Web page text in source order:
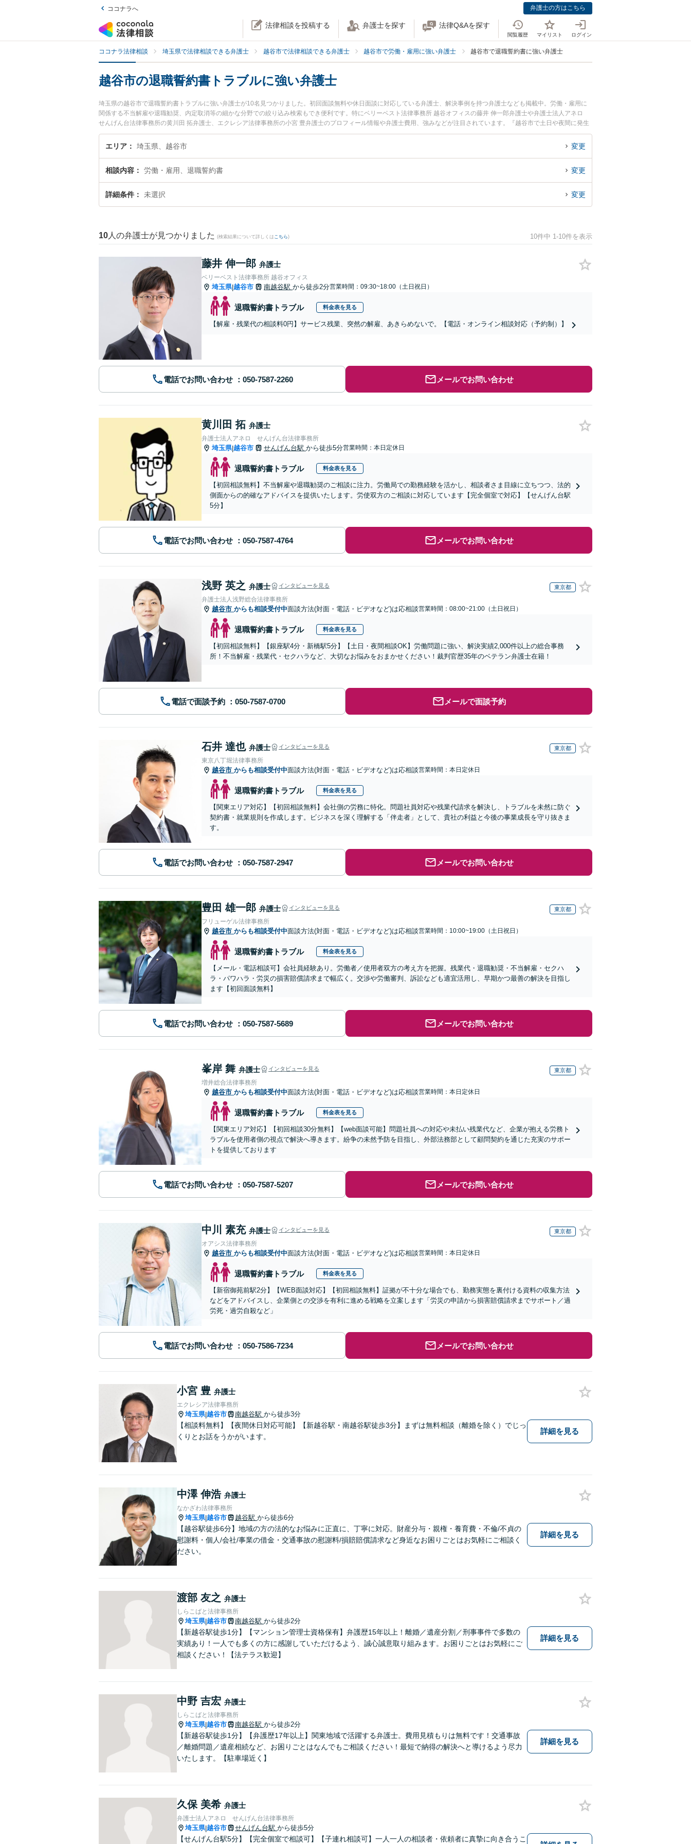
ココナラへ 弁護士の方はこちら
法律相談を投稿する 弁護士を探す 法律Q&Aを探す
閲覧履歴 マイリスト ログイン
ココナラ法律相談 埼玉県で法律相談できる弁護士 越谷市で法律相談できる弁護士 越谷市で労働・雇用に強い弁護士 越谷市で退職誓約書に強い弁護士
越谷市の退職誓約書トラブルに強い弁護士
埼玉県の越谷市で退職誓約書トラブルに強い弁護士が10名見つかりました。初回面談無料や休日面談に対応している弁護士、解決事例を持つ弁護士なども掲載中。労働・雇用に
関係する不当解雇や退職勧奨、内定取消等の細かな分野での絞り込み検索もでき便利です。特にベリーベスト法律事務所 越谷オフィスの藤井 伸一郎弁護士や弁護士法人アネロ
せんげん台法律事務所の黄川田 拓弁護士、エクレシア法律事務所の小宮 豊弁護士のプロフィール情報や弁護士費用、強みなどが注目されています。『越谷市で土日や夜間に発生
した退職誓約書トラブルのトラブルを今すぐに弁護士に相談したい』『退職誓約書トラブルのトラブル解決の実績豊富な近くの弁護士を検索したい』『初回相談無料で退職誓約書
トラブルを法律相談できる越谷市内の弁護士に相談予約したい』などでお困りの相談者さんにおすすめです。
エリア 埼玉県、越谷市 変更
相談内容 労働・雇用、退職誓約書 変更
詳細条件 未選択 変更
10 人の弁護士が見つかりました (検索結果について詳しくは こちら) 10件中 1-10件を表示
藤井 伸一郎 弁護士
ベリーベスト法律事務所 越谷オフィス
埼玉県|越谷市 南越谷駅 から徒歩2分営業時間：09:30~18:00（土日祝日）
退職誓約書トラブル 料金表を見る
【解雇・残業代の相談料0円】サービス残業、突然の解雇、あきらめないで。【電話・オンライン相談対応（予約制）】
電話でお問い合わせ メールでお問い合わせ
黄川田 拓 弁護士
弁護士法人アネロ せんげん台法律事務所
埼玉県|越谷市 せんげん台駅 から徒歩5分営業時間：本日定休日
退職誓約書トラブル 料金表を見る
【初回相談無料】不当解雇や退職勧奨のご相談に注力。労働局での勤務経験を活かし、相談者さま目線に立ちつつ、法的
側面からの的確なアドバイスを提供いたします。労使双方のご相談に対応しています【完全個室で対応】【せんげん台駅
5分】
電話でお問い合わせ メールでお問い合わせ
浅野 英之 弁護士 インタビューを見る 東京都
弁護士法人浅野総合法律事務所
越谷市 からも相談受付中面談方法(対面・電話・ビデオなど)は応相談営業時間：08:00~21:00（土日祝日）
退職誓約書トラブル 料金表を見る
【初回相談無料】【銀座駅4分・新橋駅5分】【土日・夜間相談OK】労働問題に強い、解決実績2,000件以上の総合事務
所！不当解雇・残業代・セクハラなど、大切なお悩みをおまかせください！裁判官歴35年のベテラン弁護士在籍！
電話で面談予約 メールで面談予約
石井 達也 弁護士 インタビューを見る 東京都
東京八丁堀法律事務所
越谷市 からも相談受付中面談方法(対面・電話・ビデオなど)は応相談営業時間：本日定休日
退職誓約書トラブル 料金表を見る
【関東エリア対応】【初回相談無料】会社側の労務に特化。問題社員対応や残業代請求を解決し、トラブルを未然に防ぐ
契約書・就業規則を作成します。ビジネスを深く理解する「伴走者」として、貴社の利益と今後の事業成長を守り抜きま
す。
電話でお問い合わせ メールでお問い合わせ
豊田 雄一郎 弁護士 インタビューを見る 東京都
フリューゲル法律事務所
越谷市 からも相談受付中面談方法(対面・電話・ビデオなど)は応相談営業時間：10:00~19:00（土日祝日）
退職誓約書トラブル 料金表を見る
【メール・電話相談可】会社員経験あり。労働者／使用者双方の考え方を把握。残業代・退職勧奨・不当解雇・セクハ
ラ・パワハラ・労災の損害賠償請求まで幅広く。交渉や労働審判、訴訟なども適宜活用し、早期かつ最善の解決を目指し
ます【初回面談無料】
電話でお問い合わせ メールでお問い合わせ
峯岸 舞 弁護士 インタビューを見る 東京都
増井総合法律事務所
越谷市 からも相談受付中面談方法(対面・電話・ビデオなど)は応相談営業時間：本日定休日
退職誓約書トラブル 料金表を見る
【関東エリア対応】【初回相談30分無料】【web面談可能】問題社員への対応や未払い残業代など、企業が抱える労務ト
ラブルを使用者側の視点で解決へ導きます。紛争の未然予防を目指し、外部法務部として顧問契約を通じた充実のサポー
トを提供しております
電話でお問い合わせ メールでお問い合わせ
中川 素充 弁護士 インタビューを見る 東京都
オアシス法律事務所
越谷市 からも相談受付中面談方法(対面・電話・ビデオなど)は応相談営業時間：本日定休日
退職誓約書トラブル 料金表を見る
【新宿御苑前駅2分】【WEB面談対応】【初回相談無料】証拠が不十分な場合でも、勤務実態を裏付ける資料の収集方法
などをアドバイスし、企業側との交渉を有利に進める戦略を立案します「労災の申請から損害賠償請求までサポート／過
労死・過労自殺など」
電話でお問い合わせ メールでお問い合わせ
小宮 豊 弁護士
エクレシア法律事務所
埼玉県|越谷市 南越谷駅 から徒歩3分
【相談料無料】【夜間休日対応可能】【新越谷駅・南越谷駅徒歩3分】まずは無料相談（離婚を除く）でじっ
くりとお話をうかがいます。
詳細を見る
中澤 伸浩 弁護士
なかざわ法律事務所
埼玉県|越谷市 越谷駅 から徒歩6分
【越谷駅徒歩6分】地域の方の法的なお悩みに正直に、丁寧に対応。財産分与・親権・養育費・不倫/不貞の
慰謝料・個人/会社/事業の借金・交通事故の慰謝料/損賠賠償請求など身近なお困りごとはお気軽にご相談く
ださい。
詳細を見る
渡部 友之 弁護士
しらこばと法律事務所
埼玉県|越谷市 南越谷駅 から徒歩2分
【新越谷駅徒歩1分】【マンション管理士資格保有】弁護歴15年以上！離婚／遺産分割／刑事事件で多数の
実績あり！一人でも多くの方に感謝していただけるよう、誠心誠意取り組みます。お困りごとはお気軽にご
相談ください！【法テラス歓迎】
詳細を見る
中野 吉宏 弁護士
しらこばと法律事務所
埼玉県|越谷市 南越谷駅 から徒歩2分
【新越谷駅徒歩1分】【弁護歴17年以上】関東地域で活躍する弁護士。費用見積もりは無料です！交通事故
／離婚問題／遺産相続など、お困りごとはなんでもご相談ください！最短で納得の解決へと導けるよう尽力
いたします。【駐車場近く】
詳細を見る
久保 美希 弁護士
弁護士法人アネロ せんげん台法律事務所
埼玉県|越谷市 せんげん台駅 から徒歩5分
【せんげん台駅5分】【完全個室で相談可】【子連れ相談可】一人一人の相談者・依頼者に真摯に向き合うこ